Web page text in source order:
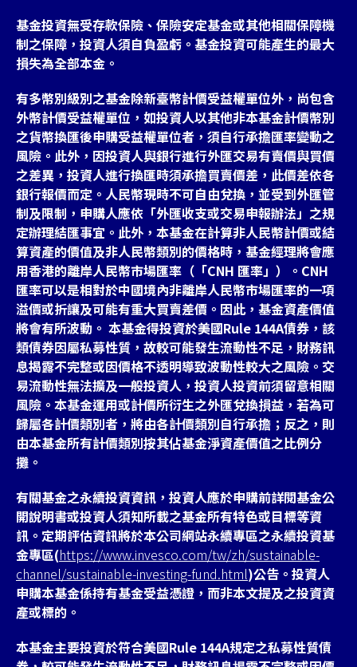
基金投資無受存款保險、保險安定基金或其他相關保障機
制之保障，投資人須自負盈虧。基金投資可能產生的最大
損失為全部本金。
有多幣別級別之基金除新臺幣計價受益權單位外，尚包含
外幣計價受益權單位，如投資人以其他非本基金計價幣別
之貨幣換匯後申購受益權單位者，須自行承擔匯率變動之
風險。此外，因投資人與銀行進行外匯交易有賣價與買價
之差異，投資人進行換匯時須承擔買賣價差，此價差依各
銀行報價而定。人民幣現時不可自由兌換，並受到外匯管
制及限制，申購人應依「外匯收支或交易申報辦法」之規
定辦理結匯事宜。此外，本基金在計算非人民幣計價或結
算資產的價值及非人民幣類別的價格時，基金經理將會應
用香港的離岸人民幣市場匯率（「CNH 匯率」）。CNH
匯率可以是相對於中國境內非離岸人民幣市場匯率的一項
溢價或折讓及可能有重大買賣差價。因此，基金資產價值
將會有所波動。 本基金得投資於美國Rule 144A債券，該
類債券因屬私募性質，故較可能發生流動性不足，財務訊
息揭露不完整或因價格不透明導致波動性較大之風險。交
易流動性無法擴及一般投資人，投資人投資前須留意相關
風險。本基金運用或計價所衍生之外匯兌換損益，若為可
歸屬各計價類別者，將由各計價類別自行承擔；反之，則
由本基金所有計價類別按其佔基金淨資產價值之比例分
攤。
有關基金之永續投資資訊，投資人應於申購前詳閱基金公
開說明書或投資人須知所載之基金所有特色或目標等資
訊。定期評估資訊將於本公司網站永續專區之永續投資基
金專區(https://www.invesco.com/tw/zh/sustainable-
channel/sustainable-investing-fund.html)公告。投資人
申購本基金係持有基金受益憑證，而非本文提及之投資資
產或標的。
本基金主要投資於符合美國Rule 144A規定之私募性質債